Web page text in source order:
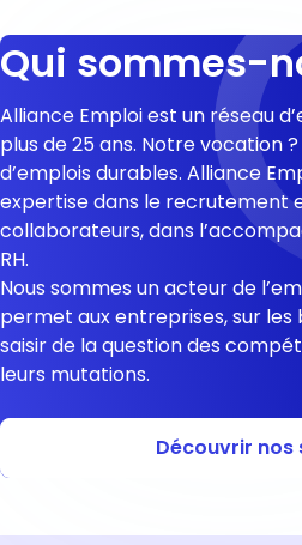
Qui sommes-
Alliance Emploi est un réseau
plus de 25 ans. Notre vocation
d’emplois durables. Alliance
expertise dans le recrutement
collaborateurs, dans
RH.
Nous sommes un acteurde
permet aux entreprises, sur les
saisir de la question des
leurs mutations.
Découvrir nos